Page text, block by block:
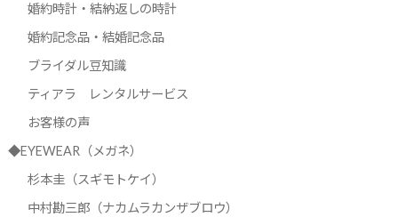
婚約時計・結納返しの時計
婚約記念品・結婚記念品
ブライダル豆知識
ティアラ レンタルサービス
お客様の声
◆EYEWEAR（メガネ）
杉本圭（スギモトケイ）
中村勘三郎（ナカムラカンザブロウ）